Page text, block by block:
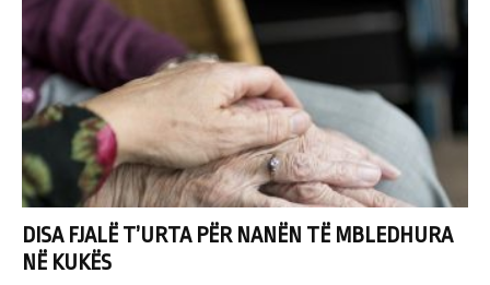
DISA FJALË T’URTA PËR NANËN TË MBLEDHURA
NË KUKËS